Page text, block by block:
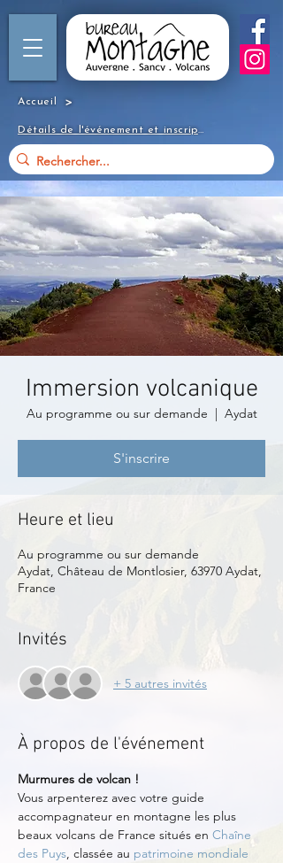
Accueil >
Détails de l'événement et inscription
Immersion volcanique
Au programme ou sur demande
  |
Aydat
S'inscrire
Heure et lieu
Au programme ou sur demande
Aydat, Château de Montlosier, 63970 Aydat,
France
Invités
+ 5 autres invités
À propos de l'événement
Murmures de volcan !
Vous arpenterez avec votre guide
accompagnateur en montagne les plus
beaux volcans de France situés en Chaîne
des Puys, classée au patrimoine mondiale